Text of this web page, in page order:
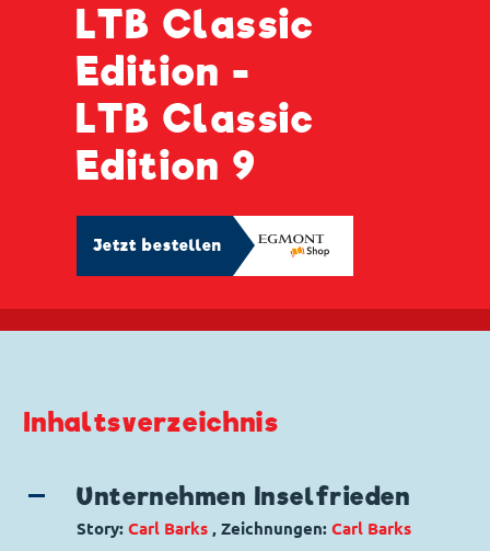
LTB Classic
Edition -
LTB Classic
Edition 9
Jetzt bestellen
Inhaltsverzeichnis
Unternehmen Inselfrieden
Story:Carl Barks , Zeichnungen:Carl Barks